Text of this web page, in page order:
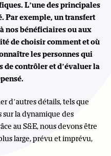
L’une des principales
Par exemple, un transfert
nos bénéficiaires ou aux
de choisir comment et où
les personnes qui
de contrôler et d’évaluer la
d’autres détails, tels que
sur la dynamique des
au S&E, nous devons être
large, prévu et imprévu,